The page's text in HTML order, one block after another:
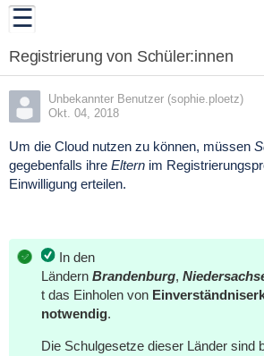
Registrierung von Schüler:innen
Unbekannter Benutzer (sophie.ploetz)
Okt. 04, 2018
Um die Cloud nutzen zu können, müssen
gegebenfalls ihre Eltern im
Einwilligung erteilen.
In den
Ländern Brandenburg,
t das Einholen von
notwendig.
Die Schulgesetze dieser Länder sind